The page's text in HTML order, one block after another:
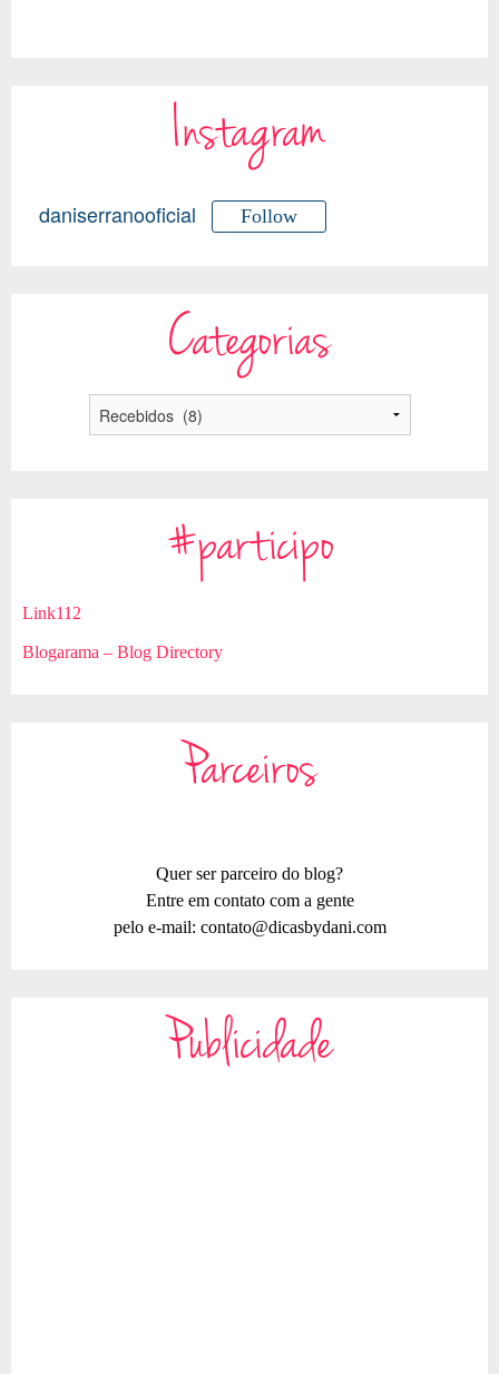
Instagram
daniserranooficial Follow
Categorias
#participo
Link112
Blogarama – Blog Directory
Parceiros
Quer ser parceiro do blog?
Entre em contato com a gente
pelo e-mail: contato@dicasbydani.com
Publicidade